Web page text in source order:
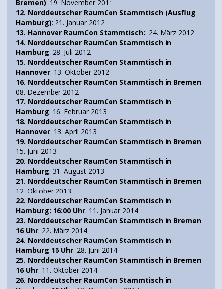
Bremen): 19. November 2011
12. Norddeutscher RaumCon Stammtisch (Ausflug
Hamburg): 21. Januar 2012
13. Hannover RaumCon Stammtisch:: 24. März 2012
14. Norddeutscher RaumCon Stammtisch in
Hamburg: 28. Juli 2012
15. Norddeutscher RaumCon Stammtisch in
Hannover: 13. Oktober 2012
16. Norddeutscher RaumCon Stammtisch in Bremen:
08. Dezember 2012
17. Norddeutscher RaumCon Stammtisch in
Hamburg: 16. Februar 2013
18. Norddeutscher RaumCon Stammtisch in
Hannover: 13. April 2013
19. Norddeutscher RaumCon Stammtisch in Bremen:
15. Juni 2013
20. Norddeutscher RaumCon Stammtisch in
Hamburg: 31. August 2013
21. Norddeutscher RaumCon Stammtisch in Bremen:
12. Oktober 2013
22. Norddeutscher RaumCon Stammtisch in
Hamburg: 16:00 Uhr: 11. Januar 2014
23. Norddeutscher RaumCon Stammtisch in Bremen
16 Uhr: 22. März 2014
24. Norddeutscher RaumCon Stammtisch in
Hamburg 16 Uhr: 28. Juni 2014
25. Norddeutscher RaumCon Stammtisch in Bremen
16 Uhr: 11. Oktober 2014
26. Norddeutscher RaumCon Stammtisch in